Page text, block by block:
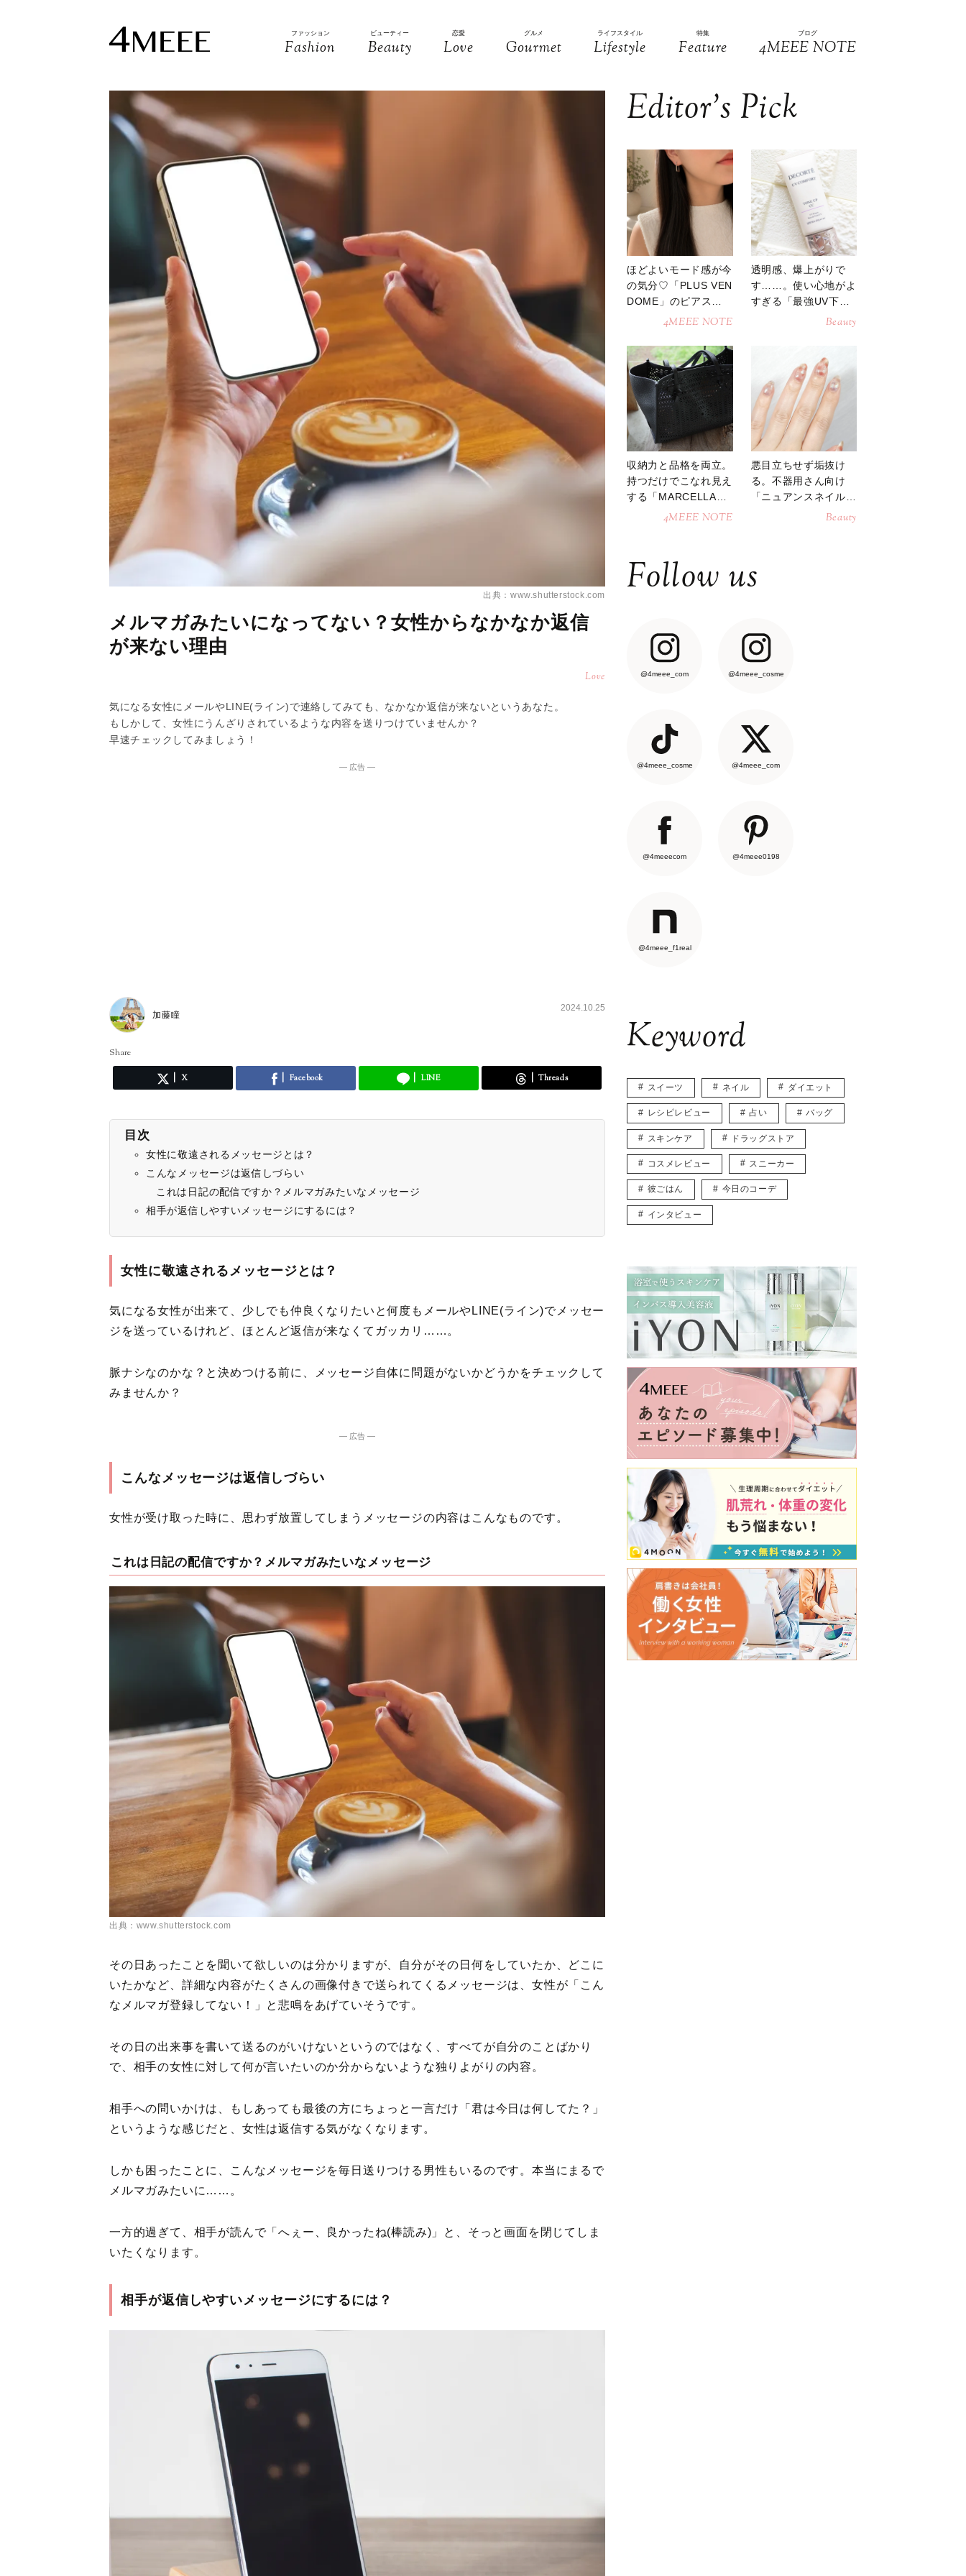
ファッション
Fashion
ビューティー
Beauty
恋愛
Love
グルメ
Gourmet
ライフスタイル
Lifestyle
特集
Feature
ブログ
4MEEE NOTE
出典：www.shutterstock.com
メルマガみたいになってない？女性からなかなか返信
が来ない理由
Love
気になる女性にメールやLINE(ライン)で連絡してみても、なかなか返信が来ないというあなた。
もしかして、女性にうんざりされているような内容を送りつけていませんか？
早速チェックしてみましょう！
― 広告 ―
加藤瞳
2024.10.25
Share
X Facebook LINE Threads
目次
女性に敬遠されるメッセージとは？
こんなメッセージは返信しづらい
これは日記の配信ですか？メルマガみたいなメッセージ
相手が返信しやすいメッセージにするには？
女性に敬遠されるメッセージとは？
気になる女性が出来て、少しでも仲良くなりたいと何度もメールやLINE(ライン)でメッセー
ジを送っているけれど、ほとんど返信が来なくてガッカリ……。
脈ナシなのかな？と決めつける前に、メッセージ自体に問題がないかどうかをチェックして
みませんか？
― 広告 ―
こんなメッセージは返信しづらい
女性が受け取った時に、思わず放置してしまうメッセージの内容はこんなものです。
これは日記の配信ですか？メルマガみたいなメッセージ
出典：www.shutterstock.com
その日あったことを聞いて欲しいのは分かりますが、自分がその日何をしていたか、どこに
いたかなど、詳細な内容がたくさんの画像付きで送られてくるメッセージは、女性が「こん
なメルマガ登録してない！」と悲鳴をあげていそうです。
その日の出来事を書いて送るのがいけないというのではなく、すべてが自分のことばかり
で、相手の女性に対して何が言いたいのか分からないような独りよがりの内容。
相手への問いかけは、もしあっても最後の方にちょっと一言だけ「君は今日は何してた？」
というような感じだと、女性は返信する気がなくなります。
しかも困ったことに、こんなメッセージを毎日送りつける男性もいるのです。本当にまるで
メルマガみたいに……。
一方的過ぎて、相手が読んで「へぇー、良かったね(棒読み)」と、そっと画面を閉じてしま
いたくなります。
相手が返信しやすいメッセージにするには？
Editor’s Pick
ほどよいモード感が今
の気分♡「PLUS VEN
DOME」のピアスが
4MEEE NOTE
透明感、爆上がりで
す……。使い心地がよ
すぎる「最強UV下
Beauty
収納力と品格を両立。
持つだけでこなれ見え
する「MARCELLAト
ートバッグ」4MEEE NOTE
悪目立ちせず垢抜け
る。不器用さん向け
「ニュアンスネイル」
Beauty
Follow us
@4meee_com @4meee_cosme
@4meee_cosme @4meee_com
@4meeecom @4meee0198
@4meee_f1real
Keyword
スイーツ ネイル ダイエット
レシピレビュー 占い バッグ
スキンケア ドラッグストア
コスメレビュー スニーカー
彼ごはん 今日のコーデ
インタビュー